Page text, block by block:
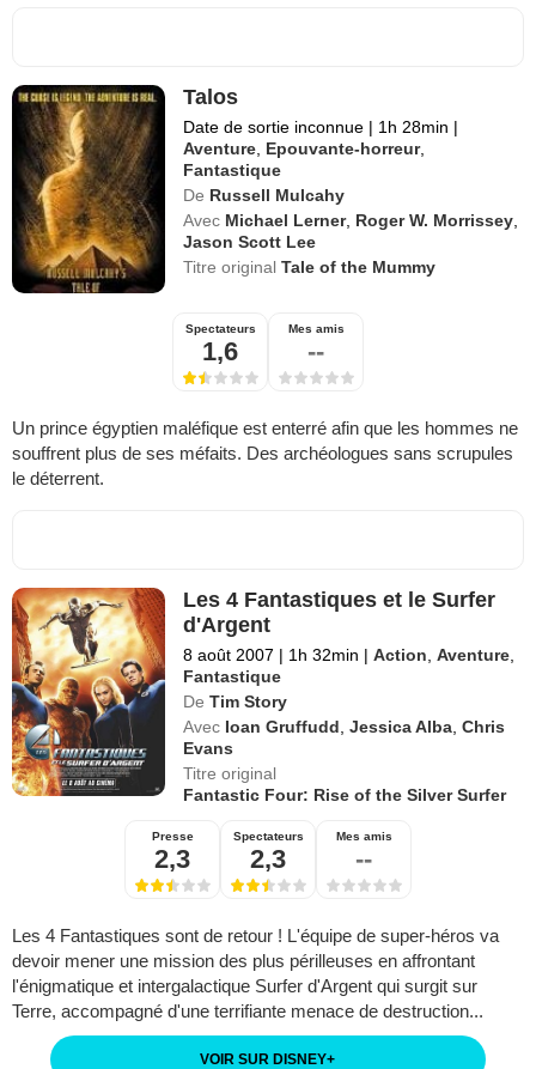
Talos
Date de sortie inconnue | 1h 28min |
Aventure Epouvante-horreur,
Fantastique
De Russell Mulcahy
Avec Michael Lerner, Roger W. Morrissey
Jason Scott Lee
Titre originalTale of the Mummy
Spectateurs
1,6
Mes amis
--
Un prince égyptien maléfique est enterré afin que les hommes ne
souffrent plus de ses méfaits. Des archéologues sans scrupules
le déterrent.
Les 4 Fantastiques et le Surfer
d'Argent
8 août 2007 | 1h 32min | Action ,Aventure
Fantastique
De Tim Story
Avec Ioan Gruffudd ,Jessica Alba ,Chris
Evans
Titre original
Fantastic Four: Rise of the Silver Surfer
Presse
2,3
Spectateurs
2,3
Mes amis
--
Les 4 Fantastiques sont de retour ! L'équipe de super-héros va
devoir mener une mission des plus périlleuses en affrontant
l'énigmatique et intergalactique Surfer d'Argent qui surgit sur
Terre, accompagné d'une terrifiante menace de destruction...
VOIR SUR DISNEY+